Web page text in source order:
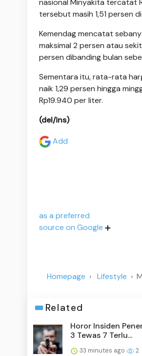
nasional Minyakita tercatat
tersebut masih 1,51 persen
Kemendag mencatat
maksimal 2 persen atau
persen dibanding bulan
Sementara itu, rata-rata
naik 1,29 persen hingga
Rp19.940 per liter.
(del/ins)
Add
as a preferred
source on Google
Homepage Lifestyle
Related
Horor Insiden
3 Tewas 7 Terlu...
33 minutes ago 2